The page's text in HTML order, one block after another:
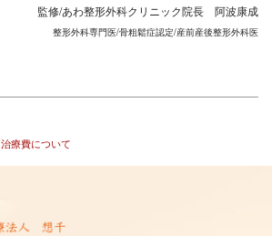
監修/あわ整形外科クリニック院長 阿波康成
整形外科専門医/骨粗鬆症認定/産前産後整形外科医
療費について